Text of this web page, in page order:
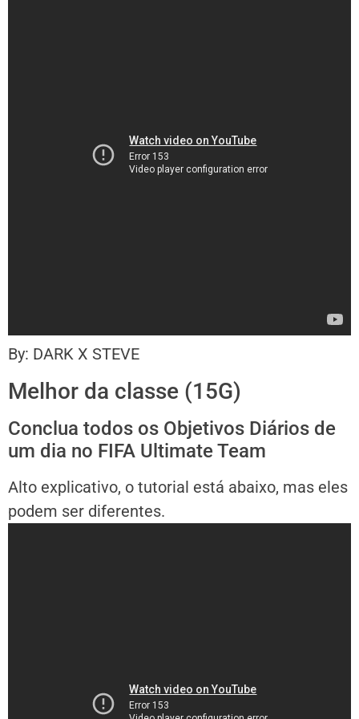
By: DARK X STEVE
Melhor da classe (15G)
Conclua todos os Objetivos Diários de
um dia no FIFA Ultimate Team
Alto explicativo, o tutorial está abaixo, mas eles
podem ser diferentes.